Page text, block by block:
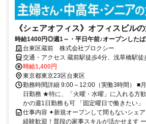
《シェアオフィス》オフィスビル
時給1400円◎週1～・平日午前♪オープンした
台東区蔵前 株式会社プロクシー
交通・アクセス 蔵前駅徒歩4分、浅草橋駅徒
時給1,400円
東京都東京23区台東区
勤務時間詳細 9:00～12:00（実働3時間） ■
日勤務 ★特に、「火曜・水曜」に入れる方
かの週1日勤務も可 「固定曜日で働きたい」
仕事内容 ✦新規オープンして間もないシェ
経験歓迎！普段の家事スキルが活かせます